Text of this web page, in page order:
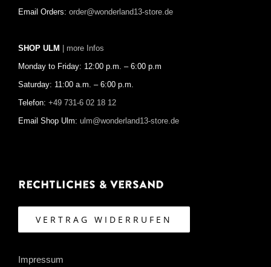
Email Orders: order@wonderland13-store.de
SHOP ULM | more Infos
Monday to Friday: 12:00 p.m. – 6:00 p.m
Saturday: 11:00 a.m. – 6:00 p.m.
Telefon: +49 731-6 02 18 12
Email Shop Ulm: ulm@wonderland13-store.de
Rechtliches & Versand
VERTRAG WIDERRUFEN
Impressum